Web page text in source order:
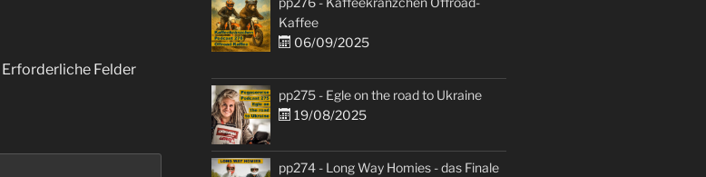
Erforderliche Felder
Kaffee
06/09/2025
pp275 - Egle on the road to Ukraine
19/08/2025
pp274 - Long Way Homies - das Finale